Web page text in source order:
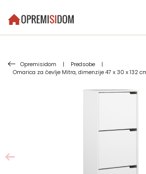
Opremisidom | Predsobe
|
Omarica za čevlje Mitra, dimenzije 47 x 30 x 132